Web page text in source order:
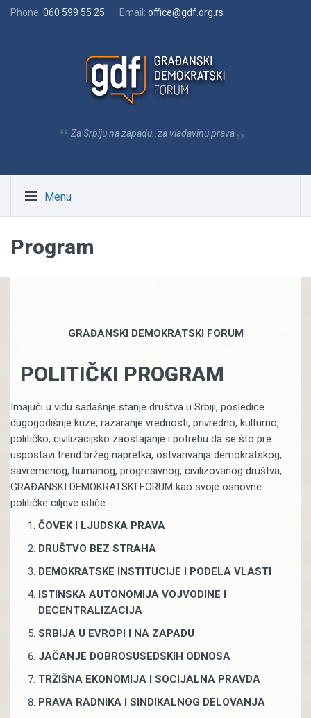
Phone: 060 599 55 25 Email: office@gdf.org.rs
Za Srbiju na zapadu..za vladavinu prava
Menu
Program
GRAĐANSKI DEMOKRATSKI FORUM
POLITIČKI PROGRAM
Imajući u vidu sadašnje stanje društva u Srbiji, posledice
dugogodišnje krize, razaranje vrednosti, privredno, kulturno,
političko, civilizacijsko zaostajanje i potrebu da se što pre
uspostavi trend bržeg napretka, ostvarivanja demokratskog,
savremenog, humanog, progresivnog, civilizovanog društva,
GRAĐANSKI DEMOKRATSKI FORUM kao svoje osnovne
političke ciljeve ističe:
ČOVEK I LJUDSKA PRAVA
DRUŠTVO BEZ STRAHA
DEMOKRATSKE INSTITUCIJE I PODELA VLASTI
ISTINSKA AUTONOMIJA VOJVODINE I
DECENTRALIZACIJA
SRBIJA U EVROPI I NA ZAPADU
JAČANJE DOBROSUSEDSKIH ODNOSA
TRŽIŠNA EKONOMIJA I SOCIJALNA PRAVDA
PRAVA RADNIKA I SINDIKALNOG DELOVANJA